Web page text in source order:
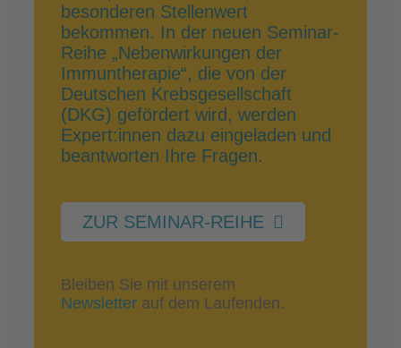
besonderen Stellenwert
bekommen. In der neuen Seminar-
Reihe „Nebenwirkungen der
Immuntherapie“, die von der
Deutschen Krebsgesellschaft
(DKG) gefördert wird, werden
Expert:innen dazu eingeladen und
beantworten Ihre Fragen.
ZUR SEMINAR-REIHE
Bleiben Sie mit unserem
Newsletter auf dem Laufenden.